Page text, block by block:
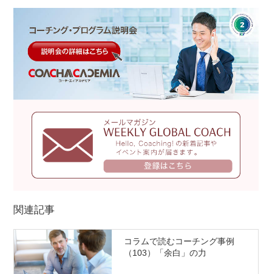
関連記事
コラムで読むコーチング事例
（103）「余白」の力